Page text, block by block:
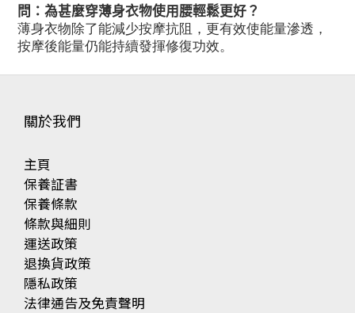
問：為甚麼穿薄身衣物使用腰輕鬆更好？
薄身衣物除了能減少按摩抗阻，更有效使能量滲透，
按摩後能量仍能持續發揮修復功效。
關於我們
主頁
保養証書
保養條款
條款與細則
運送政策
退換貨政策
隱私政策
法律通告及免責聲明